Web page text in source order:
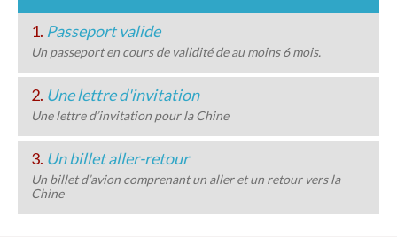
1. Passeport valide
Un passeport en cours de validité de au moins 6 mois.
2. Une lettre d'invitation
Une lettre d’invitation pour la Chine
3. Un billet aller-retour
Un billet d’avion comprenant un aller et un retour vers la
Chine